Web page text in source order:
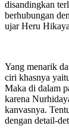
disandingkan
berhubungan
ujar Heru
Yang menarik
ciri khasnya
Maka di dalam
karena
kanvasnya.
dengan detail-